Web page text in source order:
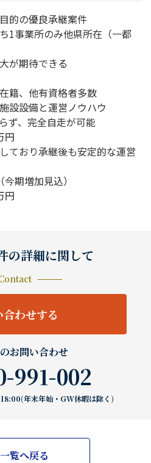
的の優良承継案件
1事業所のみ他県所在（一都
が期待できる
籍、他有資格者多数
設設備と運営ノウハウ
ず、完全自走が可能
円
ており承継後も安定的な運営
期増加見込）
円
の詳細に関して
わせする
お問い合わせ
991-002
年末年始・GW休暇は除く)
覧へ戻る